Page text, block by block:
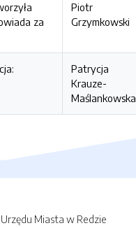
za
Piotr
Grzymkowski
Patrycja
Krauze-
Maślankowska
Urzędu Miasta w Redzie